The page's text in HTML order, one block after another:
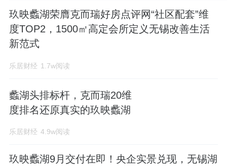
玖映蠡湖荣膺克而瑞好房点评网“社区配套”维
度TOP2，1500㎡高定会所定义无锡改善生活
新范式
乐居财经 1.7w阅读
蠡湖头排标杆，克而瑞20维
度排名还原真实的玖映蠡湖
乐居财经 4.9w阅读
玖映蠡湖9月交付在即！央企实景兑现，无锡湖